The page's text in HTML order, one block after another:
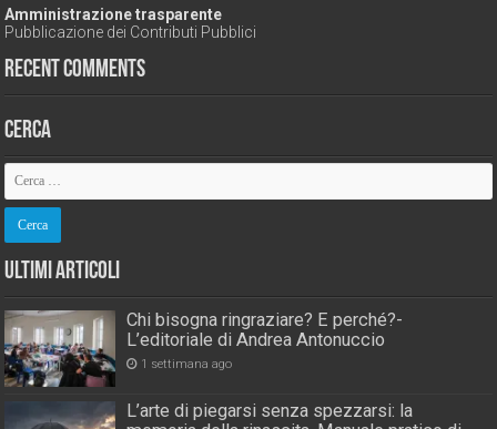
Amministrazione trasparente
Pubblicazione dei Contributi Pubblici
Recent Comments
Cerca
Ultimi Articoli
Chi bisogna ringraziare? E perché?-
L’editoriale di Andrea Antonuccio
1 settimana ago
L’arte di piegarsi senza spezzarsi: la